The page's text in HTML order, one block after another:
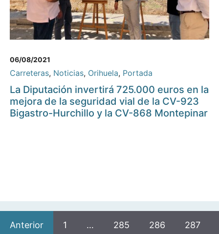
06/08/2021
Carreteras, Noticias, Orihuela, Portada
La Diputación invertirá 725.000 euros en la
mejora de la seguridad vial de la CV-923
Bigastro-Hurchillo y la CV-868 Montepinar
Anterior 1 … 285 286 287